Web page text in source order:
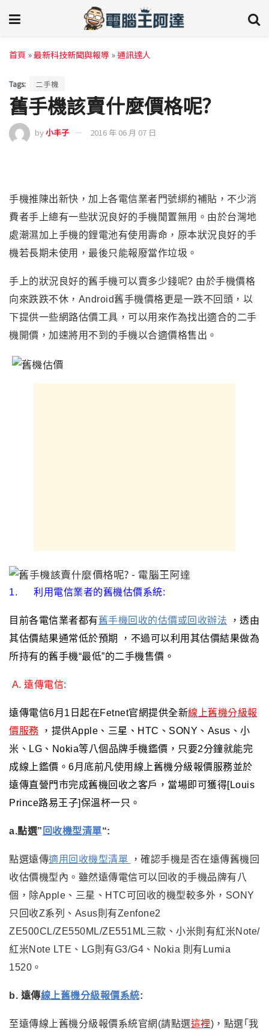
首頁 »最新科技新聞與報導 »通訊達人
Tags: 二手機
舊手機該賣什麼價格呢?
by小丰子 2016 年 06 月 07 日
手機推陳出新快，加上各電信業者門號綁約補貼，不少消
費者手上總有一些狀況良好的手機閒置無用。由於台灣地
處潮濕加上手機的鋰電池有使用壽命，原本狀況良好的手
機若長期未使用 ， 最後只能報廢當作垃圾。
手上的狀況良好的舊手機可以賣多少錢呢? 由於手機價格
向來跌跌不休 ，Android舊手機價格更是一跌不回頭 ， 以
下提供一些網路估價工具 ，可以用來作為找出適合的二手
機開價 ， 加速將用不到的手機以合適價格售出。
1. 利用電信業者的舊機估價系統:
目前各電信業者都有舊手機回收的估價或回收辦法
，透由
其估價結果通常低於預期
，不過可以利用其估價結果做為
所持有的舊手機“最低”的二手機售價 。
A. 遠傳電信:
遠傳電信6月1日起在Fetnet官網提供全新線上舊機分級報
價服務 ，提供Apple、三星、HTC、SONY、Asus、小
米、LG、Nokia等八個品牌手機鑑價，只要2分鐘就能完
成線上鑑價。6月底前凡使用線上舊機分級報價服務並於
遠傳直營門市完成舊機回收之客戶，當場即可獲得[Louis
Prince路易王子]保溫杯一只。
a.點選” 回收機型清單“:
點選遠傳適用回收機型清單
，確認手機是否在遠傳舊機回
收估價機型內 。 雖然遠傳電信可以回收的手機品牌有八
個，除Apple、三星、HTC可回收的機型較多外，SONY
只回收Z系列、Asus則有Zenfone2
ZE500CL/ZE550ML/ZE551ML三款、小米則有紅米Note/
紅米Note LTE、LG則有G3/G4、Nokia 則有Lumia
1520。
b. 遠傳線上舊機分級報價系統:
至遠傳線上舊機分級報價系統官網(請點選這裡) ，點選｢我